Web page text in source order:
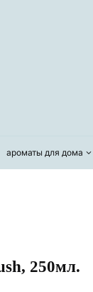
ароматы для дома
250мл.